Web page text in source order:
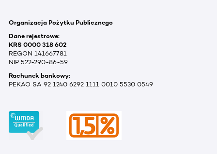
Organizacja Pożytku Publicznego
Dane rejestrowe:
KRS 0000 318 602
REGON 141667781
NIP 522-290-86-59
Rachunek bankowy:
PEKAO SA 92 1240 6292 1111 0010 5530 0549